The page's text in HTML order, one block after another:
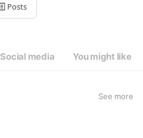
Posts
Social media You might like
See more